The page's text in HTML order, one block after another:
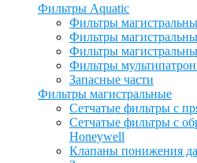
Фильтры Aquatic
Фильтры
Фильтры
Фильтры
Фильтры
Запасные части
Фильтры магистральные
Сетчатые фильтры с
Сетчатые фильтры с
Honeywell
Клапаны понижения